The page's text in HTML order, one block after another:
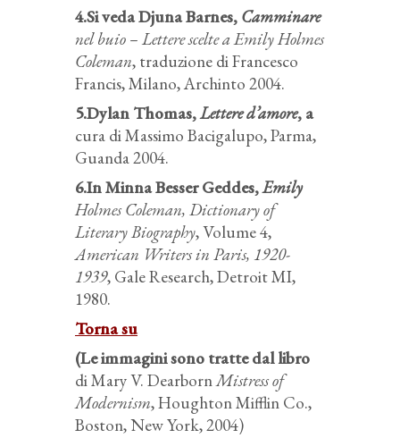
4.Si veda Djuna Barnes, Camminare
nel buio – Lettere scelte a Emily Holmes
Coleman, traduzione di Francesco
Francis, Milano, Archinto 2004.
5.Dylan Thomas,Lettere d’amore, a
cura di Massimo Bacigalupo, Parma,
Guanda 2004.
6.In Minna Besser Geddes,Emily
Holmes Coleman, Dictionary of
Literary Biography, Volume 4,
American Writers in Paris, 1920-
1939, Gale Research, Detroit MI,
1980.
Torna su
(Le immagini sono tratte dal libro
di Mary V. DearbornMistress of
Modernism, Houghton Mifflin Co.,
Boston, New York, 2004)